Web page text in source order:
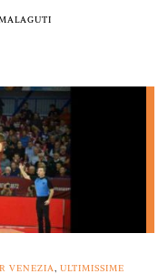
VENEZIA, ULTIMISSIME